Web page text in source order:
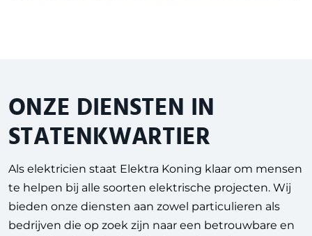
ONZE DIENSTEN IN
STATENKWARTIER
Als elektricien staat Elektra Koning klaar om mensen
te helpen bij alle soorten elektrische projecten. Wij
bieden onze diensten aan zowel particulieren als
bedrijven die op zoek zijn naar een betrouwbare en